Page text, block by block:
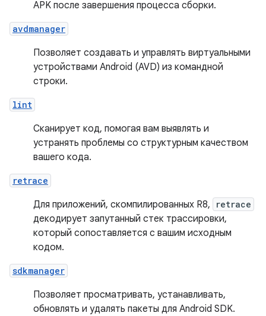
APK после завершения процесса сборки.
avdmanager
Позволяет создавать и управлять виртуальными
устройствами Android (AVD) из командной
строки.
lint
Сканирует код, помогая вам выявлять и
устранять проблемы со структурным качеством
вашего кода.
retrace
Для приложений, скомпилированных R8, retrace
декодирует запутанный стек трассировки,
который сопоставляется с вашим исходным
кодом.
sdkmanager
Позволяет просматривать, устанавливать,
обновлять и удалять пакеты для Android SDK.